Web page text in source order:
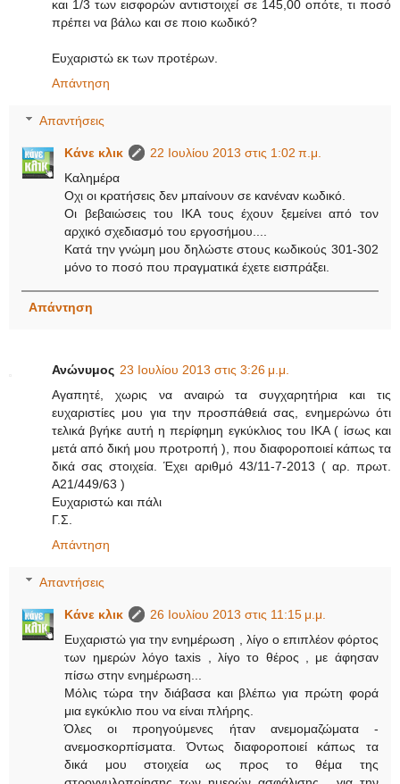
και 1/3 των εισφορών αντιστοιχεί σε 145,00 οπότε, τι ποσό
πρέπει να βάλω και σε ποιο κωδικό?
Ευχαριστώ εκ των προτέρων.
Απάντηση
Απαντήσεις
Κάνε κλικ
22 Ιουλίου 2013 στις 1:02 π.μ.
Καλημέρα
Οχι οι κρατήσεις δεν μπαίνουν σε κανέναν κωδικό.
Οι βεβαιώσεις του ΙΚΑ τους έχουν ξεμείνει από τον
αρχικό σχεδιασμό του εργοσήμου....
Κατά την γνώμη μου δηλώστε στους κωδικούς 301-302
μόνο το ποσό που πραγματικά έχετε εισπράξει.
Απάντηση
Ανώνυμος 23 Ιουλίου 2013 στις 3:26 μ.μ.
Αγαπητέ, χωρις να αναιρώ τα συγχαρητήρια και τις
ευχαριστίες μου για την προσπάθειά σας, ενημερώνω ότι
τελικά βγήκε αυτή η περίφημη εγκύκλιος του ΙΚΑ ( ίσως και
μετά από δική μου προτροπή ), που διαφοροποιεί κάπως τα
δικά σας στοιχεία. Έχει αριθμό 43/11-7-2013 ( αρ. πρωτ.
Α21/449/63 )
Ευχαριστώ και πάλι
Γ.Σ.
Απάντηση
Απαντήσεις
Κάνε κλικ
26 Ιουλίου 2013 στις 11:15 μ.μ.
Ευχαριστώ για την ενημέρωση , λίγο ο επιπλέον φόρτος
των ημερών λόγο taxis , λίγο το θέρος , με άφησαν
πίσω στην ενημέρωση...
Μόλις τώρα την διάβασα και βλέπω για πρώτη φορά
μια εγκύκλιο που να είναι πλήρης.
Όλες οι προηγούμενες ήταν ανεμομαζώματα -
ανεμοσκορπίσματα. Όντως διαφοροποιεί κάπως τα
δικά μου στοιχεία ως προς το θέμα της